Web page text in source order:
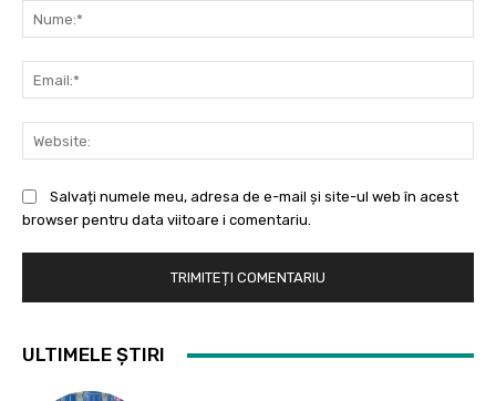
Salvați numele meu, adresa de e-mail și site-ul web în acest
browser pentru data viitoare i comentariu.
ULTIMELE ȘTIRI